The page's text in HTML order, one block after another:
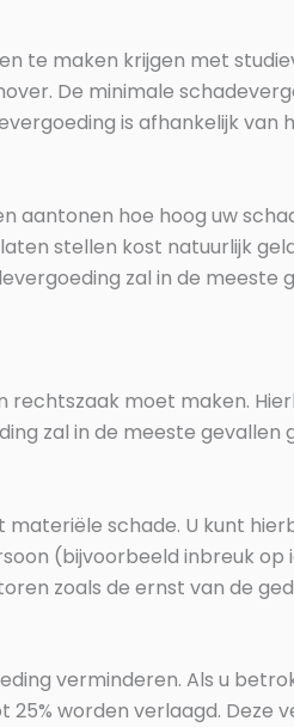
te maken krijgen met
De minimale
is afhankelijk van
hoe hoog uw
stellen kost natuurlijk
zal in de meeste
rechtszaak moet maken.
zal in de meeste gevallen
schade. U kunt
(bijvoorbeeld inbreuk
zoals de ernst van de
verminderen. Als u
worden verlaagd. Deze